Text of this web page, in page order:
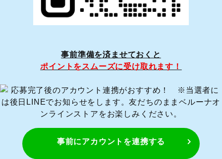
事前準備を済ませておくと
ポイントをスムーズに受け取れます！
事前にアカウントを連携する